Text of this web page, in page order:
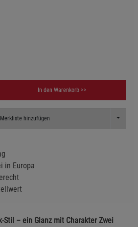
In den Warenkorb >>
hinzufügen Toggle
in Europa
Stil – ein Glanz mit Charakter Zwei